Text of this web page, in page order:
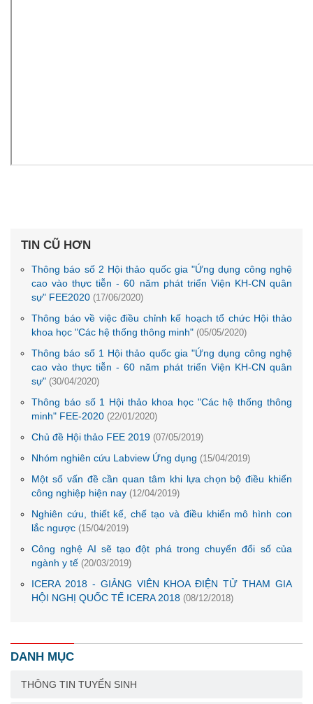
TIN CŨ HƠN
Thông báo số 2 Hội thảo quốc gia "Ứng dụng công nghệ
cao vào thực tiễn - 60 năm phát triển Viện KH-CN quân
sự" FEE2020 (17/06/2020)
Thông báo về việc điều chỉnh kế hoạch tổ chức Hội thảo
khoa học "Các hệ thống thông minh" (05/05/2020)
Thông báo số 1 Hội thảo quốc gia "Ứng dụng công nghệ
cao vào thực tiễn - 60 năm phát triển Viện KH-CN quân
sự" (30/04/2020)
Thông báo số 1 Hội thảo khoa học "Các hệ thống thông
minh" FEE-2020 (22/01/2020)
Chủ đề Hội thảo FEE 2019 (07/05/2019)
Nhóm nghiên cứu Labview Ứng dụng (15/04/2019)
Một số vấn đề cần quan tâm khi lựa chọn bộ điều khiển
công nghiệp hiện nay (12/04/2019)
Nghiên cứu, thiết kế, chế tạo và điều khiển mô hình con
lắc ngược (15/04/2019)
Công nghệ AI sẽ tạo đột phá trong chuyển đổi số của
ngành y tế (20/03/2019)
ICERA 2018 - GIẢNG VIÊN KHOA ĐIỆN TỬ THAM GIA
HỘI NGHỊ QUỐC TẾ ICERA 2018 (08/12/2018)
DANH MỤC
THÔNG TIN TUYỂN SINH